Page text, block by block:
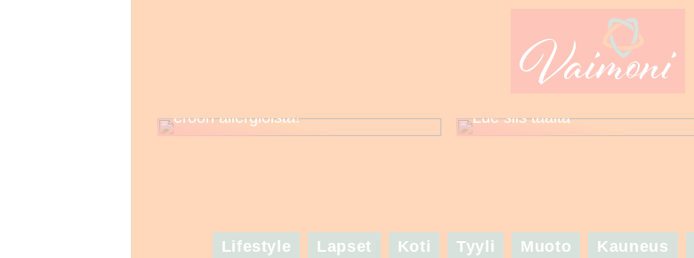
eroon allergioista!
Puuttuuko sinulta asuinspiraatio
Lue siis täältä
Lifestyle Lapset Koti Tyyli Muoto Kauneus